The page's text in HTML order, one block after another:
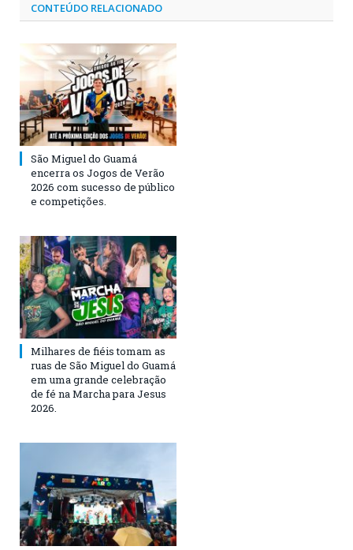
CONTEÚDO RELACIONADO
São Miguel do Guamá
encerra os Jogos de Verão
2026 com sucesso de público
e competições.
Milhares de fiéis tomam as
ruas de São Miguel do Guamá
em uma grande celebração
de fé na Marcha para Jesus
2026.